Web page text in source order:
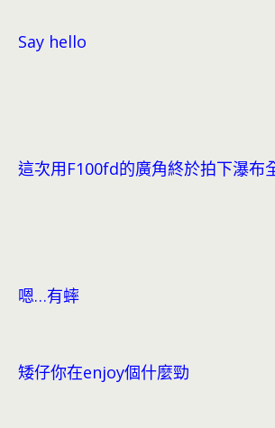
Say hello
這次用F100fd的廣角終於拍下瀑布
嗯…有蟀
矮仔你在enjoy個什麼勁